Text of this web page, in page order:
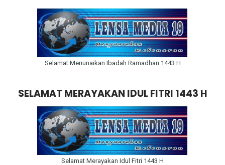
Selamat Menunaikan Ibadah Ramadhan 1443 H
SELAMAT MERAYAKAN IDUL FITRI 1443 H
Selamat Merayakan Idul Fitri 1443 H